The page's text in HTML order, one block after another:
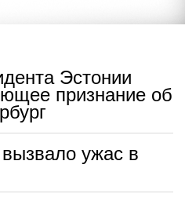
Эстонии
признание об
ужас в